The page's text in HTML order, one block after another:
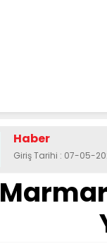
Haber
Giriş Tarihi : 07-05-